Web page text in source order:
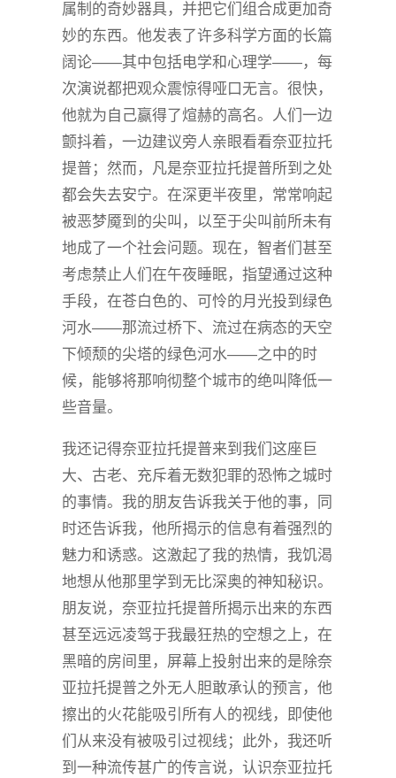
属制的奇妙器具，并把它们组合成更加奇
妙的东西。他发表了许多科学方面的长篇
阔论——其中包括电学和心理学——，每
次演说都把观众震惊得哑口无言。很快，
他就为自己赢得了煊赫的高名。人们一边
颤抖着，一边建议旁人亲眼看看奈亚拉托
提普；然而，凡是奈亚拉托提普所到之处
都会失去安宁。在深更半夜里，常常响起
被恶梦魇到的尖叫，以至于尖叫前所未有
地成了一个社会问题。现在，智者们甚至
考虑禁止人们在午夜睡眠，指望通过这种
手段，在苍白色的、可怜的月光投到绿色
河水——那流过桥下、流过在病态的天空
下倾颓的尖塔的绿色河水——之中的时
候，能够将那响彻整个城市的绝叫降低一
些音量。
我还记得奈亚拉托提普来到我们这座巨
大、古老、充斥着无数犯罪的恐怖之城时
的事情。我的朋友告诉我关于他的事，同
时还告诉我，他所揭示的信息有着强烈的
魅力和诱惑。这激起了我的热情，我饥渴
地想从他那里学到无比深奥的神知秘识。
朋友说，奈亚拉托提普所揭示出来的东西
甚至远远凌驾于我最狂热的空想之上，在
黑暗的房间里，屏幕上投射出来的是除奈
亚拉托提普之外无人胆敢承认的预言，他
擦出的火花能吸引所有人的视线，即使他
们从来没有被吸引过视线；此外，我还听
到一种流传甚广的传言说，认识奈亚拉托